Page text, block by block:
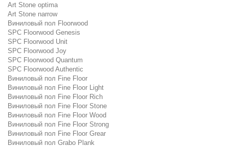
Art Stone optima
Art Stone narrow
Виниловый пол Floorwood
SPC Floorwood Genesis
SPC Floorwood Unit
SPC Floorwood Joy
SPC Floorwood Quantum
SPC Floorwood Authentic
Виниловый пол Fine Floor
Виниловый пол Fine Floor Light
Виниловый пол Fine Floor Rich
Виниловый пол Fine Floor Stone
Виниловый пол Fine Floor Wood
Виниловый пол Fine Floor Strong
Виниловый пол Fine Floor Grear
Виниловый пол Grabo Plank